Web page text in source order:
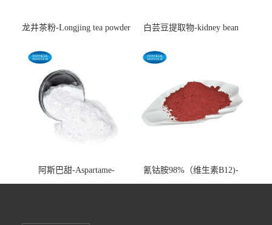
龙井茶粉-Longjing tea powder
白芸豆提取物-kidney bean
阿斯巴甜-Aspartame-
cas:22839-47-0
氰钴胺98%（维生素B12)-
Vitamin B12-cas:68-19-9